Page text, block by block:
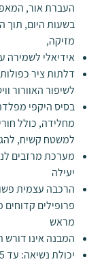
העברת אור,
מזיקה,
אידיאלי לשמירה
דלתות ציר
לשיפור האוורור
בסיס היקפי
מחלידה, כולל
למשטח קשיח,
מערכת מרזבים
יעילה
פרופילים
מראש
המבנה אינו